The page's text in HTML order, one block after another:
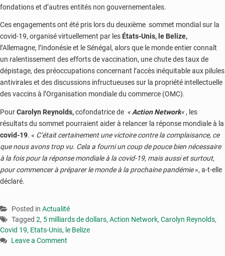
fondations et d’autres entités non gouvernementales.
Ces engagements ont été pris lors du deuxième sommet mondial sur la
covid-19, organisé virtuellement par les États-Unis, le Belize,
l’Allemagne, l’Indonésie et le Sénégal, alors que le monde entier connaît
un ralentissement des efforts de vaccination, une chute des taux de
dépistage, des préoccupations concernant l’accès inéquitable aux pilules
antivirales et des discussions infructueuses sur la propriété intellectuelle
des vaccins à l’Organisation mondiale du commerce (OMC).
PourCarolyn Reynolds,cofondatrice de «Action Network«, les
résultats du sommet pourraient aider à relancer la réponse mondiale à la
covid-19. « C’était certainement une victoire contre la complaisance, ce
que nous avons trop vu. Cela a fourni un coup de pouce bien nécessaire
à la fois pour la réponse mondiale à la covid-19, mais aussi et surtout,
pour commencer à préparer le monde à la prochaine pandémie», a-t-elle
déclaré.
Posted in Actualité
Tagged 2, 5 milliards de dollars, Action Network, Carolyn Reynolds,
Covid 19, Etats-Unis, le Belize
Leave a Comment